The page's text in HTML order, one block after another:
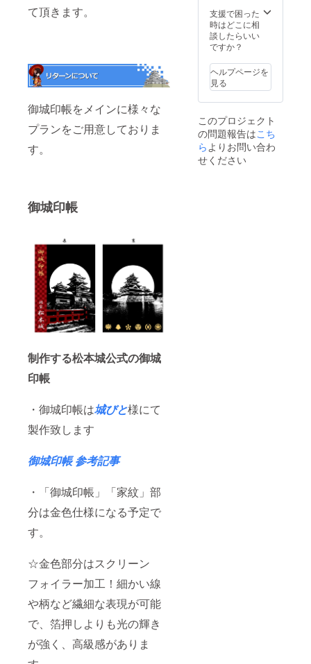
て頂きます。
御城印帳をメインに様々な
プランをご用意しておりま
す。
御城印帳
制作する松本城公式の御城
印帳
・御城印帳は城びと様にて
製作致します
御城印帳 参考記事
・「御城印帳」「家紋」部
分は金色仕様になる予定で
す。
☆金色部分はスクリーン
フォイラー加工！細かい線
や柄など繊細な表現が可能
で、箔押しよりも光の輝き
が強く、高級感がありま
シール
・登久
姫サイ
ン色紙
姫記念
御朱印
※リター
ンを宅
てお送
り致し
ます。
※メタ
リック
姫朱印
イラス
トの本
格掛軸
桐箱 ※
リター
ンを宅
配便に
り致し
ます。
※掛軸内
の絵の
サイズ
支援で困った
時はどこに相
談したらいい
ですか？
ヘルプページを
見る
このプロジェクト
の問題報告はこち
ら よりお問い合わ
せください